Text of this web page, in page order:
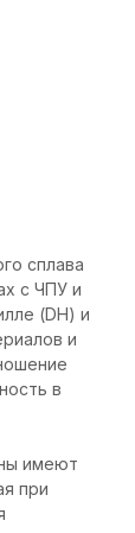
сплава
с ЧПУ и
(DH) и
и
в
имеют
при